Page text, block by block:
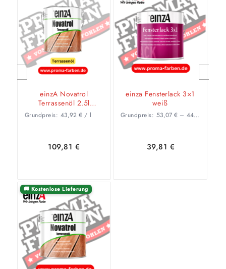
einzA Novatrol
Terrassenöl 2.5l
(Farblos)
Grundpreis: 43,92 €/ l
109,81 €
einza Fensterlack 3×1
weiß
Grundpreis: 53,07 €–44,14
39,81 €
🚚 Kostenlose Lieferung
Weiter